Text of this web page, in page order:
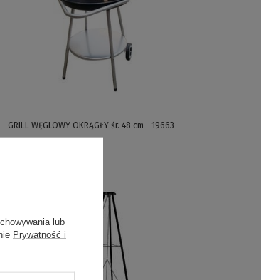
GRILL WĘGLOWY OKRĄGŁY śr. 48 cm - 19663
lub
Prywatność i